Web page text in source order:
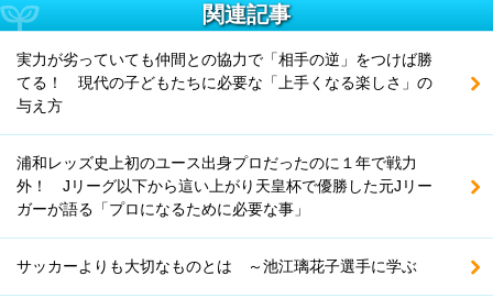
関連記事
実力が劣っていても仲間との協力で「相手の逆」をつけば勝
てる！ 現代の子どもたちに必要な「上手くなる楽しさ」の
与え方
浦和レッズ史上初のユース出身プロだったのに１年で戦力
外！ Jリーグ以下から這い上がり天皇杯で優勝した元Jリー
ガーが語る「プロになるために必要な事」
サッカーよりも大切なものとは ～池江璃花子選手に学ぶ